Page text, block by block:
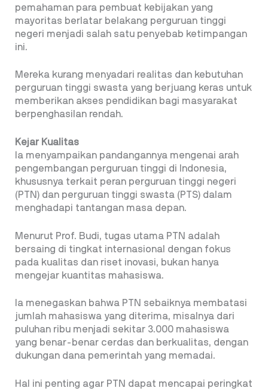
pemahaman para pembuat kebijakan yang
mayoritas berlatar belakang perguruan tinggi
negeri menjadi salah satu penyebab ketimpangan
ini.
Mereka kurang menyadari realitas dan kebutuhan
perguruan tinggi swasta yang berjuang keras untuk
memberikan akses pendidikan bagi masyarakat
berpenghasilan rendah.
Kejar Kualitas
Ia menyampaikan pandangannya mengenai arah
pengembangan perguruan tinggi di Indonesia,
khususnya terkait peran perguruan tinggi negeri
(PTN) dan perguruan tinggi swasta (PTS) dalam
menghadapi tantangan masa depan.
Menurut Prof. Budi, tugas utama PTN adalah
bersaing di tingkat internasional dengan fokus
pada kualitas dan riset inovasi, bukan hanya
mengejar kuantitas mahasiswa.
Ia menegaskan bahwa PTN sebaiknya membatasi
jumlah mahasiswa yang diterima, misalnya dari
puluhan ribu menjadi sekitar 3.000 mahasiswa
yang benar-benar cerdas dan berkualitas, dengan
dukungan dana pemerintah yang memadai.
Hal ini penting agar PTN dapat mencapai peringkat